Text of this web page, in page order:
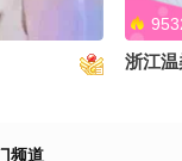
浙江
频道